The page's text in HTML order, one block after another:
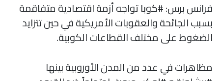
فرانس برس: #كوبا تواجه أزمة اقتصادية متفاقمة
بسبب الجائحة والعقوبات الأمريكية في حين تتزايد
الضغوط على مختلف القطاعات الكوبية.
مظاهرات في عدد من المدن الأوروبية بينها